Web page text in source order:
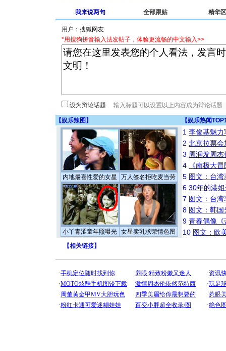
我来说两句 全部跟贴 精华区
用户：
*用搜狗拼音输入法发帖子，体验更流畅的中文输入>>
设为辩论话题
【娱乐辣图 】 【娱乐热闻
内地最喜性爱的女星 万人签名拒吃麦当劳
小丫青涩童年照曝光 女星卖乳求荣情色图
1 李俊基魅力
2 北京拉票
3 周润发周
4
《南极大
5 图文：台
6 30年的港
7 图文：台
8 图文：韩
9 青春偶像《
10 图文：欧
【相关链接】